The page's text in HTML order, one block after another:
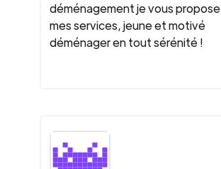
déménagement je vous propose
mes services, jeune et motivé
déménager en tout sérénité !